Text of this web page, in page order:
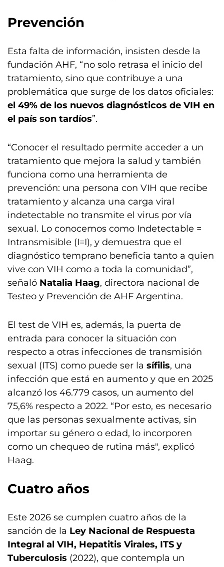
Prevención
Esta falta de información, insisten desde la
fundación AHF, “no solo retrasa el inicio del
tratamiento, sino que contribuye a una
problemática que surge de los datos oficiales:
el 49% de los nuevos diagnósticos de VIH en
el país son tardíos”.
“Conocer el resultado permite acceder a un
tratamiento que mejora la salud y también
funciona como una herramienta de
prevención: una persona con VIH que recibe
tratamiento y alcanza una carga viral
indetectable no transmite el virus por vía
sexual. Lo conocemos como Indetectable =
Intransmisible (I=I), y demuestra que el
diagnóstico temprano beneficia tanto a quien
vive con VIH como a toda la comunidad”,
señaló Natalia Haag, directora nacional de
Testeo y Prevención de AHF Argentina.
El test de VIH es, además, la puerta de
entrada para conocer la situación con
respecto a otras infecciones de transmisión
sexual (ITS) como puede ser la sífilis, una
infección que está en aumento y que en 2025
alcanzó los 46.779 casos, un aumento del
75,6% respecto a 2022. “Por esto, es necesario
que las personas sexualmente activas, sin
importar su género o edad, lo incorporen
como un chequeo de rutina más", explicó
Haag.
Cuatro años
Este 2026 se cumplen cuatro años de la
sanción de la Ley Nacional de Respuesta
Integral al VIH, Hepatitis Virales, ITS y
Tuberculosis (2022), que contempla un